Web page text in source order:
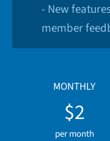
- New
member
MONTHLY
$2
per month